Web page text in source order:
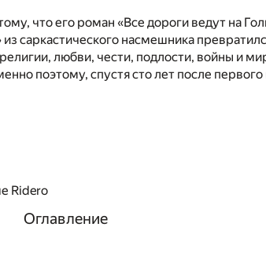
что его роман «Все дороги ведут на
саркастического насмешника
любви, чести, подлости, войны и
поэтому, спустя сто лет после первого
Ridero
Оглавление